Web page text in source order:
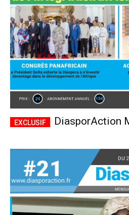
DiasporAction